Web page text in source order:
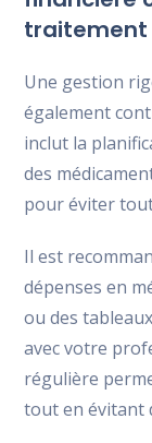
traitement
Une gestion
également
inclut la
des
pour éviter
Il est
dépenses en
ou des
avec votre
régulière
tout en évitant